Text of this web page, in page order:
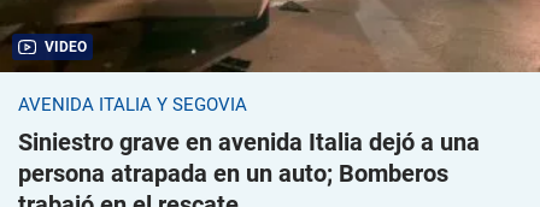
VIDEO
AVENIDA ITALIA Y SEGOVIA
Siniestro grave en avenida Italia dejó a una
persona atrapada en un auto; Bomberos